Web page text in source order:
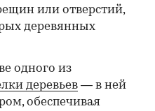
или отверстий,
деревянных
одного из
деревьев — в ней
обеспечивая